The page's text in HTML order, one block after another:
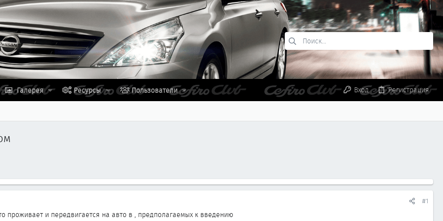
Галерея Ресурсы Пользователи Вход Регистрация
#1
проживает и передвигается на авто в , предполагаемых к введению